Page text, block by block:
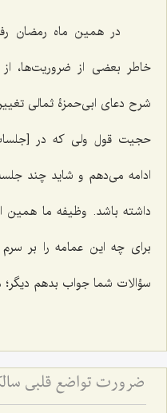
در همین ماه رمضان
خاطر بعضی از ضروریت‌ها،
شرح دعای ابی‌حمزۀ ثمالی
حجیت قول ولی كه در
ادامه می‌دهم و شاید چند
داشته باشد. وظیفه ما همین
برای چه این عمامه را بر
سؤالات شما جواب بدهم دیگر؛